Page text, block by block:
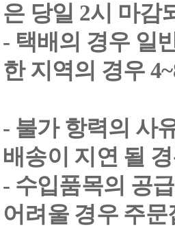
은 당일 2시 마감
- 택배의 경우 일
한 지역의 경우
- 불가 항력의 사
배송이 지연 될
- 수입품목의 공
어려울 경우 주